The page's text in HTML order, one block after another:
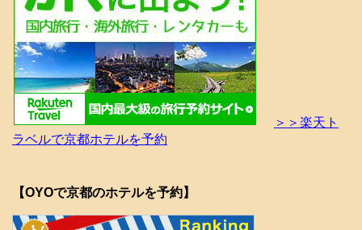
＞＞楽天ト
ラベルで京都ホテルを予約
【OYOで京都のホテルを予約】